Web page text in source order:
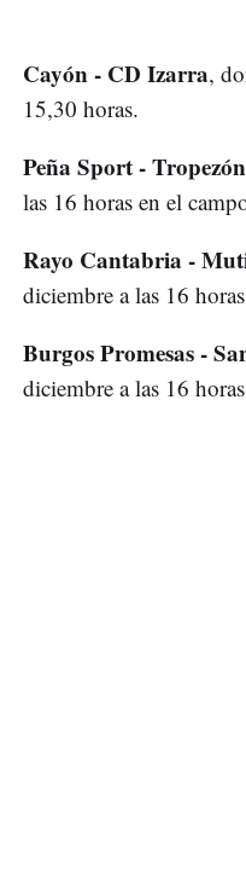
Cayón - CD Izarra,
15,30 horas.
Peña Sport -
las 16 horas en el
Rayo Cantabria -
diciembre a las 16
Burgos Promesas -
diciembre a las 16